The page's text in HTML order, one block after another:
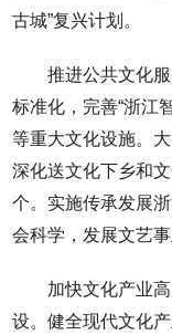
古城”复兴计划。
推进公共文化
标准化，完善“浙江
等重大文化设施。
深化送文化下乡和
个。实施传承发展
会科学，发展文艺
加快文化产业
设。健全现代文化